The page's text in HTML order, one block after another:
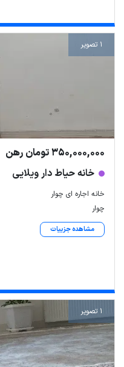
1 تصویر
350,000,000 تومان رهن
خانه حیاط دار ویلایی
خانه اجاره ای چوار
چوار
مشاهده جزییات
1 تصویر